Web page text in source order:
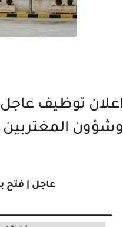
اعلان توظيف عاجل
وشؤون المغتربين
عاجل | فتح